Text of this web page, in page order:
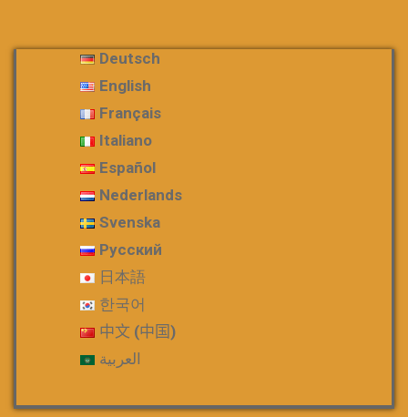
Deutsch
English
Français
Italiano
Español
Nederlands
Svenska
Русский
日本語
한국어
中文 (中国)
العربية